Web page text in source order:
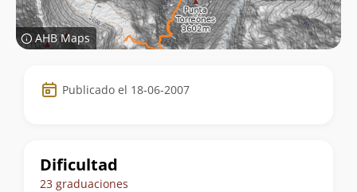
AHB Maps
Datos
de
ruta
Publicado el 18-06-2007
Dificultad
23 graduaciones